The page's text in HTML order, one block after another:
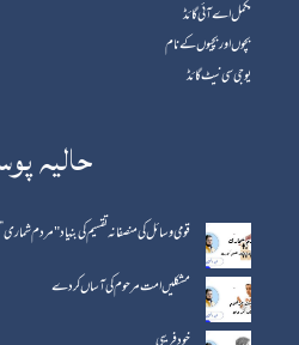
مکمل اے آئی گائڈ
بچوں اور بچیوں کے نام
یوجی سی نیٹ گائڈ
حالیہ
قومی وسائل کی منصفانہ تقسیم کی بنیاد "مردم شماری”
مشکلیں امت مرحوم کی آساں کردے